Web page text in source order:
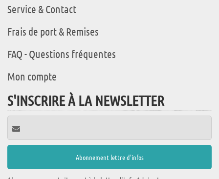
Service & Contact
Frais de port & Remises
FAQ - Questions fréquentes
Mon compte
S'INSCRIRE À LA NEWSLETTER